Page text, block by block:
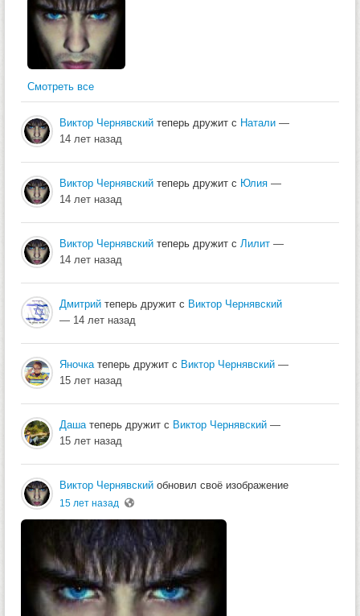
Смотреть все
Виктор Чернявский теперь дружит с Натали —
14 лет назад
Виктор Чернявский теперь дружит с Юлия —
14 лет назад
Виктор Чернявский теперь дружит с Лилит —
14 лет назад
Дмитрий теперь дружит с Виктор Чернявский
— 14 лет назад
Яночка теперь дружит с Виктор Чернявский —
15 лет назад
Даша теперь дружит с Виктор Чернявский —
15 лет назад
Виктор Чернявский обновил своё изображение
15 лет назад